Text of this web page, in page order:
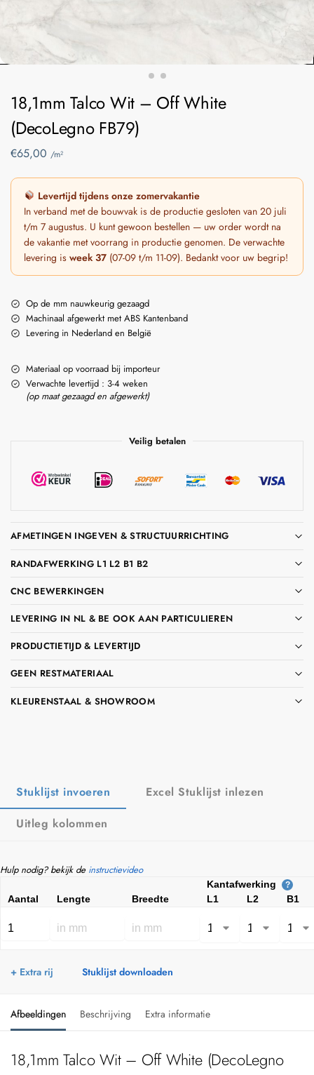
18,1mm Talco Wit – Off White
(DecoLegno FB79)
€65,00 /m²
Levertijd tijdens onze zomervakantie
In verband met de bouwvak is de productie gesloten van 20 juli
t/m 7 augustus. U kunt gewoon bestellen — uw order wordt na
de vakantie met voorrang in productie genomen. De verwachte
levering is week 37 (07-09 t/m 11-09). Bedankt voor uw begrip!
Op de mm nauwkeurig gezaagd
Machinaal afgewerkt met ABS Kantenband
Levering in Nederland en België
Materiaal op voorraad bij importeur
Verwachte levertijd : 3-4 weken
(op maat gezaagd en afgewerkt)
Veilig betalen
AFMETINGEN INGEVEN & STRUCTUURRICHTING
RANDAFWERKING L1 L2 B1 B2
CNC BEWERKINGEN
LEVERING IN NL & BE OOK AAN PARTICULIEREN
PRODUCTIETIJD & LEVERTIJD
GEEN RESTMATERIAAL
KLEURENSTAAL & SHOWROOM
Stuklijst invoeren
Excel Stuklijst inlezen
Uitleg kolommen
Hulp nodig? bekijk de instructievideo
Kantafwerking ?
Aantal Lengte Breedte L1 L2 B1
+ Extra rij Stuklijst downloaden
Afbeeldingen Beschrijving Extra informatie
18,1mm Talco Wit – Off White (DecoLegno